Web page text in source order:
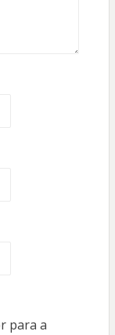
para a